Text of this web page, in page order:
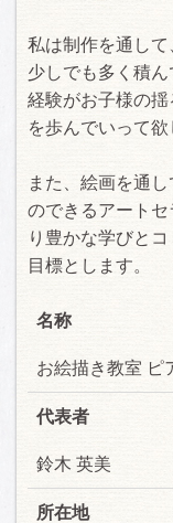
私は制作を通し
少しでも多く積
経験がお子様の
を歩んでいって欲
また、絵画を通
のできるアート
り豊かな学びと
目標とします。
名称
お絵描き教室 ピ
代表者
鈴木 英美
所在地